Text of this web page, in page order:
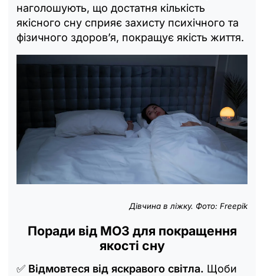
наголошують, що достатня кількість
якісного сну сприяє захисту психічного та
фізичного здоров’я, покращує якість життя.
Дівчина в ліжку. Фото: Freepik
Поради від МОЗ для покращення
якості сну
✅ Відмовтеся від яскравого світла. Щоби